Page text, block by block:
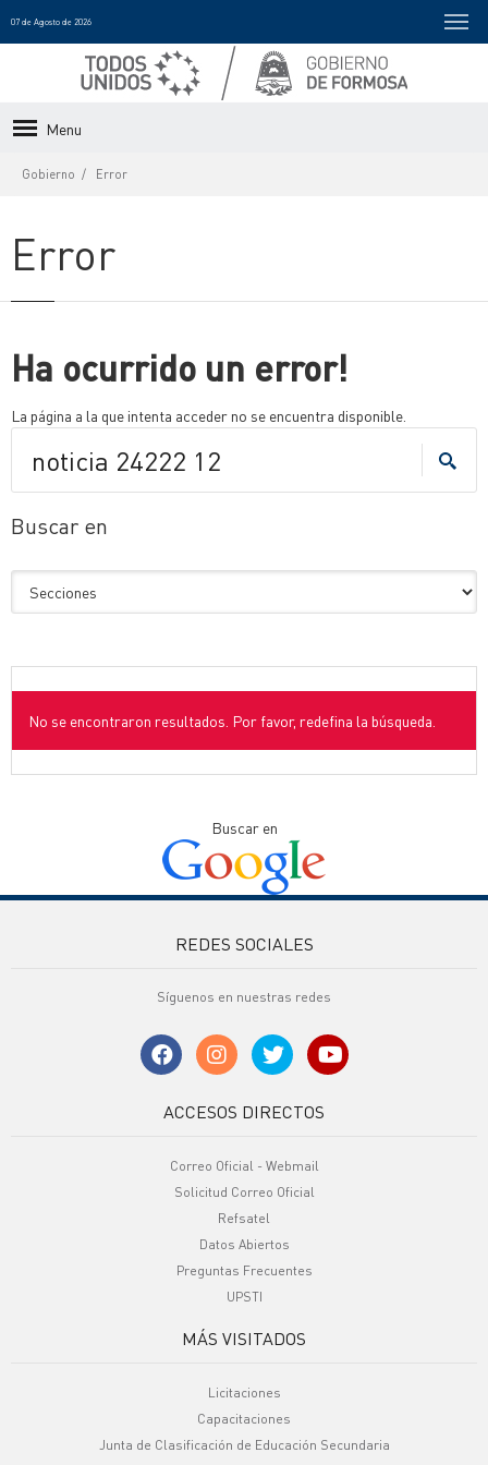
07 de Agosto de 2026
Menu
Gobierno Error
Error
Ha ocurrido un error!
La página a la que intenta acceder no se encuentra disponible.
Buscar en
No se encontraron resultados. Por favor, redefina la búsqueda.
Buscar en
REDES SOCIALES
Síguenos en nuestras redes
ACCESOS DIRECTOS
Correo Oficial - Webmail
Solicitud Correo Oficial
Refsatel
Datos Abiertos
Preguntas Frecuentes
UPSTI
MÁS VISITADOS
Licitaciones
Capacitaciones
Junta de Clasificación de Educación Secundaria